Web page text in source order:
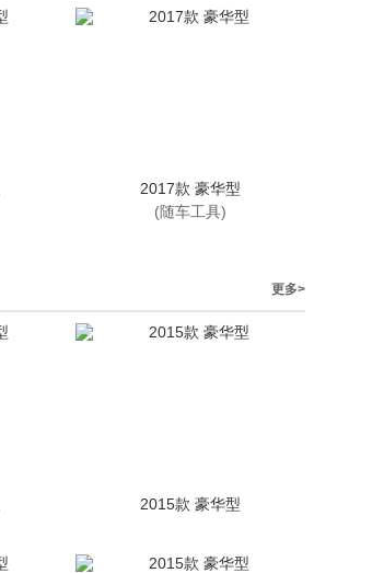
2017款 豪华型
(随车工具)
更多>
2015款 豪华型